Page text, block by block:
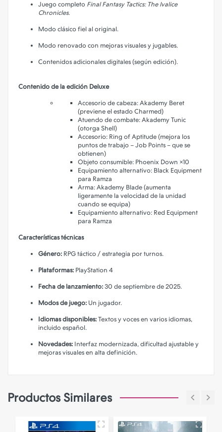
Juego completo Final Fantasy Tactics: The Ivalice
Chronicles.
Modo clásico fiel al original.
Modo renovado con mejoras visuales y jugables.
Contenidos adicionales digitales (según edición).
Contenido de la edición Deluxe
Accesorio de cabeza: Akademy Beret
(previene el estado Charmed)
Atuendo de combate: Akademy Tunic
(otorga Shell)
Accesorio: Ring of Aptitude (mejora los
puntos de trabajo – Job Points – que se
obtienen)
Objeto consumible: Phoenix Down ×10
Equipamiento alternativo: Black Equipment
para Ramza
Arma: Akademy Blade (aumenta
ligeramente la velocidad de la unidad
cuando se equipa)
Equipamiento alternativo: Red Equipment
para Ramza
Características técnicas
Género: RPG táctico / estrategia por turnos.
Plataformas: PlayStation 4
Fecha de lanzamiento: 30 de septiembre de 2025.
Modos de juego: Un jugador.
Idiomas disponibles: Textos y voces en varios idiomas,
incluido español.
Novedades: Interfaz modernizada, dificultad ajustable y
mejoras visuales en alta definición.
Productos Similares